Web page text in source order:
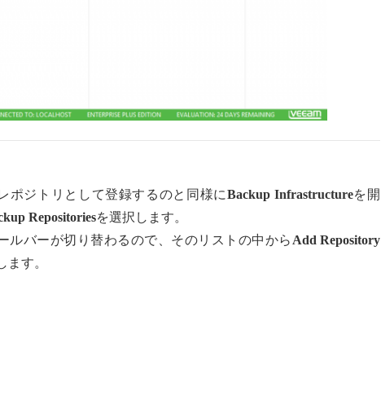
ポジトリとして登録するのと同様にBackup Infrastructureを開
Repositoriesを選択します。
ルバーが切り替わるので、そのリストの中から Add Repository
ます。